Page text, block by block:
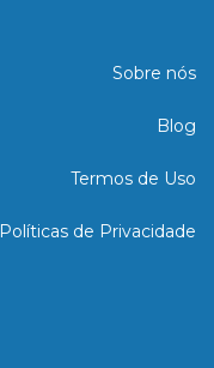
Sobre nós
Blog
Termos de Uso
Políticas de Privacidade